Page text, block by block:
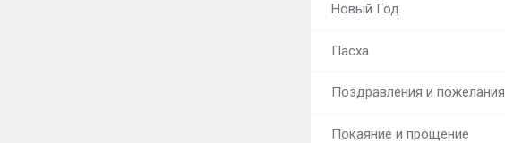
Новый Год
Пасха
Поздравления и пожелания
Покаяние и прощение